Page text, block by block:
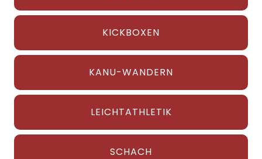
KICKBOXEN
KANU-WANDERN
LEICHTATHLETIK
SCHACH